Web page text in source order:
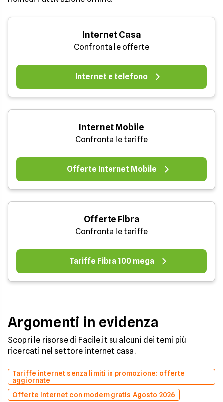
Internet Casa
Confronta le offerte
Internet e telefono
Internet Mobile
Confronta le tariffe
Offerte Internet Mobile
Offerte Fibra
Confronta le tariffe
Tariffe Fibra 100 mega
Argomenti in evidenza
Scopri le risorse di Facile.it su alcuni dei temi più
ricercati nel settore internet casa.
Tariffe internet senza limiti in promozione: offerte
aggiornate
Offerte Internet con modem gratis Agosto 2026